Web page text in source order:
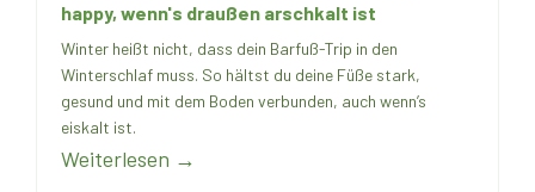
happy, wenn's draußen arschkalt ist
Winter heißt nicht, dass dein Barfuß-Trip in den
Winterschlaf muss. So hältst du deine Füße stark,
gesund und mit dem Boden verbunden, auch wenn’s
eiskalt ist.
Weiterlesen →